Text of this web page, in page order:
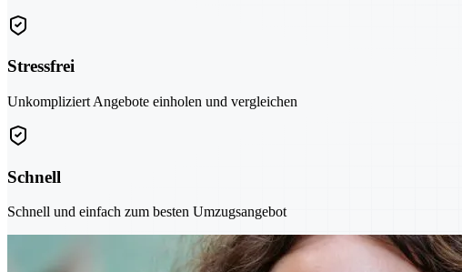
Stressfrei
Unkompliziert Angebote einholen und vergleichen
Schnell
Schnell und einfach zum besten Umzugsangebot